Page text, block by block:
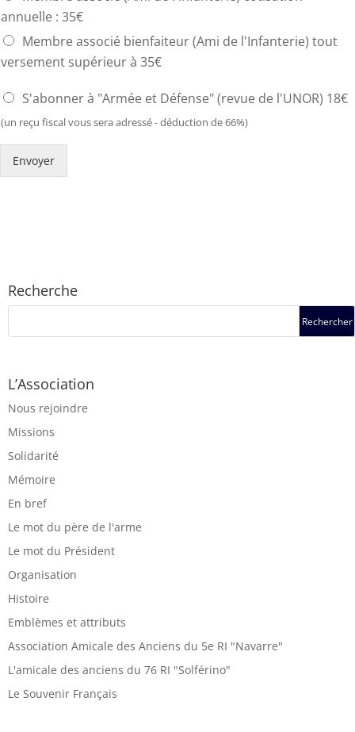
annuelle : 35€
Membre associé bienfaiteur (Ami de l'Infanterie) tout
versement supérieur à 35€
S'abonner à "Armée et Défense" (revue de l'UNOR) 18€
(un reçu fiscal vous sera adressé - déduction de 66%)
Envoyer
Recherche
L’Association
Nous rejoindre
Missions
Solidarité
Mémoire
En bref
Le mot du père de l'arme
Le mot du Président
Organisation
Histoire
Emblèmes et attributs
Association Amicale des Anciens du 5e RI "Navarre"
L'amicale des anciens du 76 RI "Solférino"
Le Souvenir Français